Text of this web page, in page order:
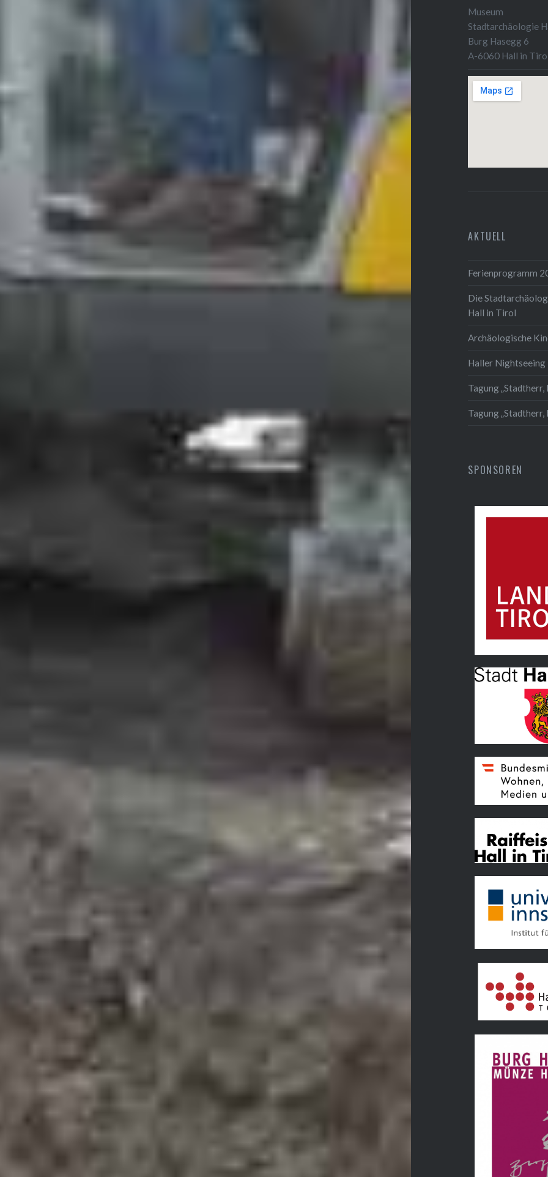
Museum
Stadtarchäologie
Burg Hasegg 6
A-6060 Hall in
AKTUELL
Ferienprogramm
Die
Hall in Tirol
Archäologische
Haller Nightseeing
Tagung
Tagung
SPONSOREN
Land Tirol